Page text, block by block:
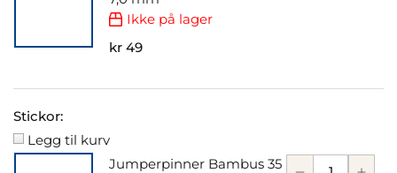
Ikke på lager
kr 49
Stickor:
Legg til kurv
Jumperpinner Bambus 35